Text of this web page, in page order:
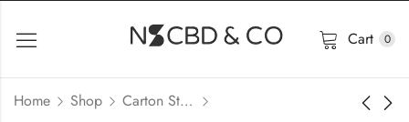
Cart 0
Home Shop Carton Staple Banding Machine In Bangladesh